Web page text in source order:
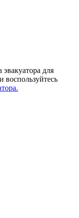
эвакуатора для
воспользуйтесь